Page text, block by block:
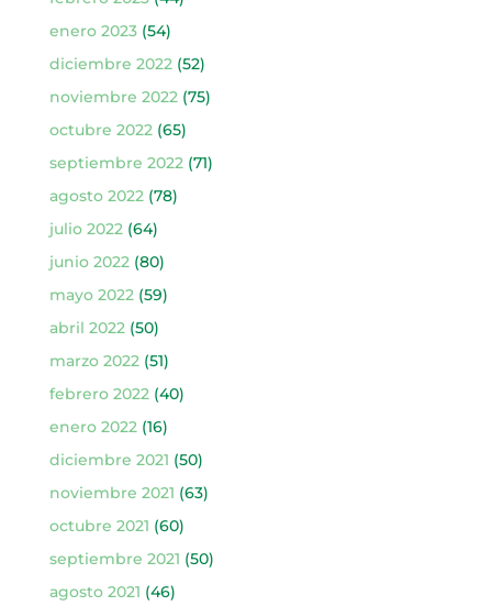
enero 2023(54)
diciembre 2022(52)
noviembre 2022(75)
octubre 2022(65)
septiembre 2022(71)
agosto 2022(78)
julio 2022(64)
junio 2022(80)
mayo 2022(59)
abril 2022(50)
marzo 2022(51)
febrero 2022(40)
enero 2022(16)
diciembre 2021 (50)
noviembre 2021 (63)
octubre 2021 (60)
septiembre 2021 (50)
agosto 2021 (46)